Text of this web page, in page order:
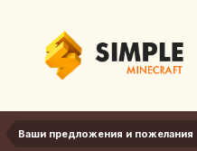
Ваши предложения и пожелания